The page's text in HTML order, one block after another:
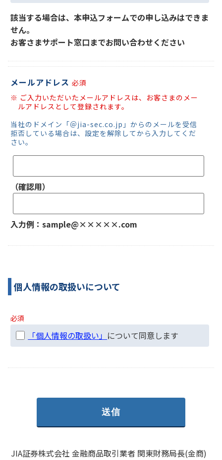
該当する場合は、本申込フォームでの申し込みはできま
せん。
お客さまサポート窓口までお問い合わせください
メールアドレス必須
ご入力いただいたメールアドレスは、お客さまのメー
ルアドレスとして登録されます。
当社のドメイン「＠jia-sec.co.jp」からのメールを受信
拒否している場合は、設定を解除してから入力してくだ
さい。
（確認用）
入力例：sample@×××××.com
個人情報の取扱いについて
必須
「個人情報の取扱い」 について同意します
JIA証券株式会社 金融商品取引業者 関東財務局長(金商)